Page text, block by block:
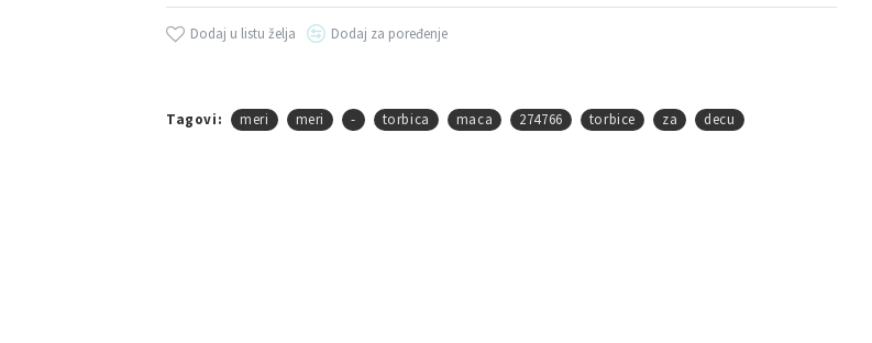
Dodaj u listu želja Dodaj za poređenje
Tagovi: meri meri - torbica maca 274766 torbice za decu